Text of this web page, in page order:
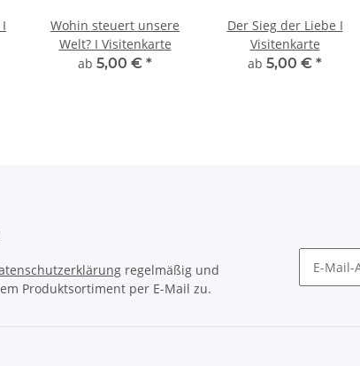
Wohin steuert unsere
Welt? I Visitenkarte
ab 5,00 € *
Der Sieg der Liebe I
Visitenkarte
ab 5,00 € *
regelmäßig und
Produktsortiment per E-Mail zu.